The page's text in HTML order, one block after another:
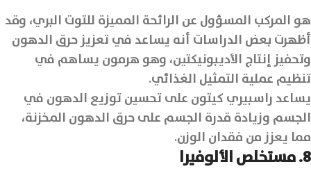
هو المركب المسؤول عن الرائحة المميزة للتوت البري، وقد
أظهرت بعض الدراسات أنه يساعد في تعزيز حرق الدهون
وتحفيز إنتاج الأديبونيكتين، وهو هرمون يساهم في
تنظيم عملية التمثيل الغذائي.
يساعد راسبيري كيتون على تحسين توزيع الدهون في
الجسم وزيادة قدرة الجسم على حرق الدهون المخزنة،
مما يعزز من فقدان الوزن.
8. مستخلص الألوفيرا